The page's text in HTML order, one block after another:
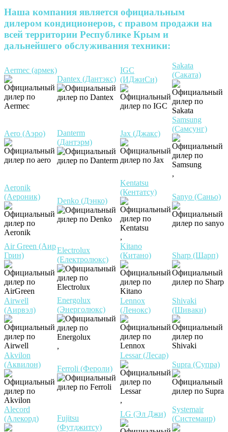
Наша компания является официальным
дилером кондиционеров, с правом продажи на
всей территории Республике Крым и
дальнейшего обслуживания техники:
Aermec (армек)
Dantex (Дантэкс)
IGC
(ИДжиСи)
Sakata
(Саката)
Aero (Аэро)
Danterm
(Дантэрм)
Jax (Джакс)
Samsung
(Самсунг)
,
Aeronik
(Аероник)
Denko (Дэнко)
Kentatsu
(Кентатсу)
,
Sanyo (Саньо)
Air Green (Аир
Грин)
Electrolux
(Електролюкс)
Kitano
(Китано)
Sharp (Шарп)
Airwell
(Аирвэл)
Energolux
(Энерголюкс)
,
Lennox
(Ленокс)
Shivaki
(Шиваки)
Akvilon
(Аквилон)
Ferroli (Фероли)
Lessar (Лесар)
,
Supra (Супра)
Alecord
(Алекорд)
Fujitsu
(Футджитсу)
LG (Эл Джи)
Systemair
(Системаир)